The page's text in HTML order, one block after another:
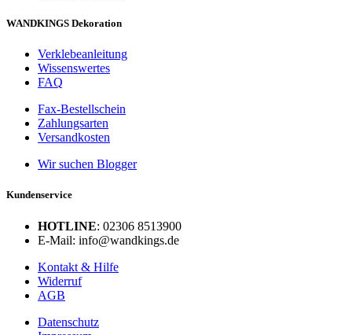
WANDKINGS Dekoration
Verklebeanleitung
Wissenswertes
FAQ
Fax-Bestellschein
Zahlungsarten
Versandkosten
Wir suchen Blogger
Kundenservice
HOTLINE: 02306 8513900
E-Mail: info@wandkings.de
Kontakt & Hilfe
Widerruf
AGB
Datenschutz